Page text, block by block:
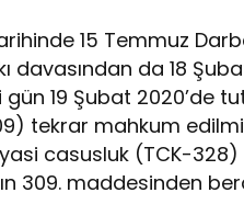
15 Temmuz
davasından da 18
19 Şubat 2020’de
tekrar mahkum
casusluk (TCK-328)
309. maddesinden